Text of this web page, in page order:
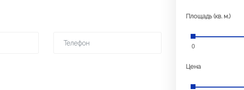
Площадь (кв. м.)
0
Цена